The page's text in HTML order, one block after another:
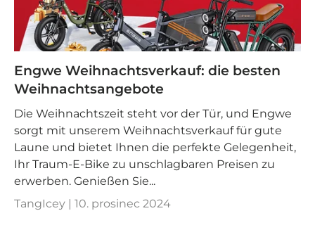
Engwe Weihnachtsverkauf: die besten
Weihnachtsangebote
Die Weihnachtszeit steht vor der Tür, und Engwe
sorgt mit unserem Weihnachtsverkauf für gute
Laune und bietet Ihnen die perfekte Gelegenheit,
Ihr Traum-E-Bike zu unschlagbaren Preisen zu
erwerben. Genießen Sie...
TangIcey | 10. prosinec 2024